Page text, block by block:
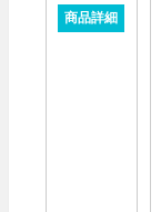
商品詳細